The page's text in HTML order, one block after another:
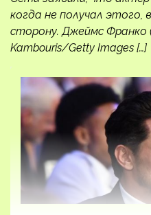
когда не получал этого,
сторону. Джеймс Франко
Kambouris/Getty Images […]